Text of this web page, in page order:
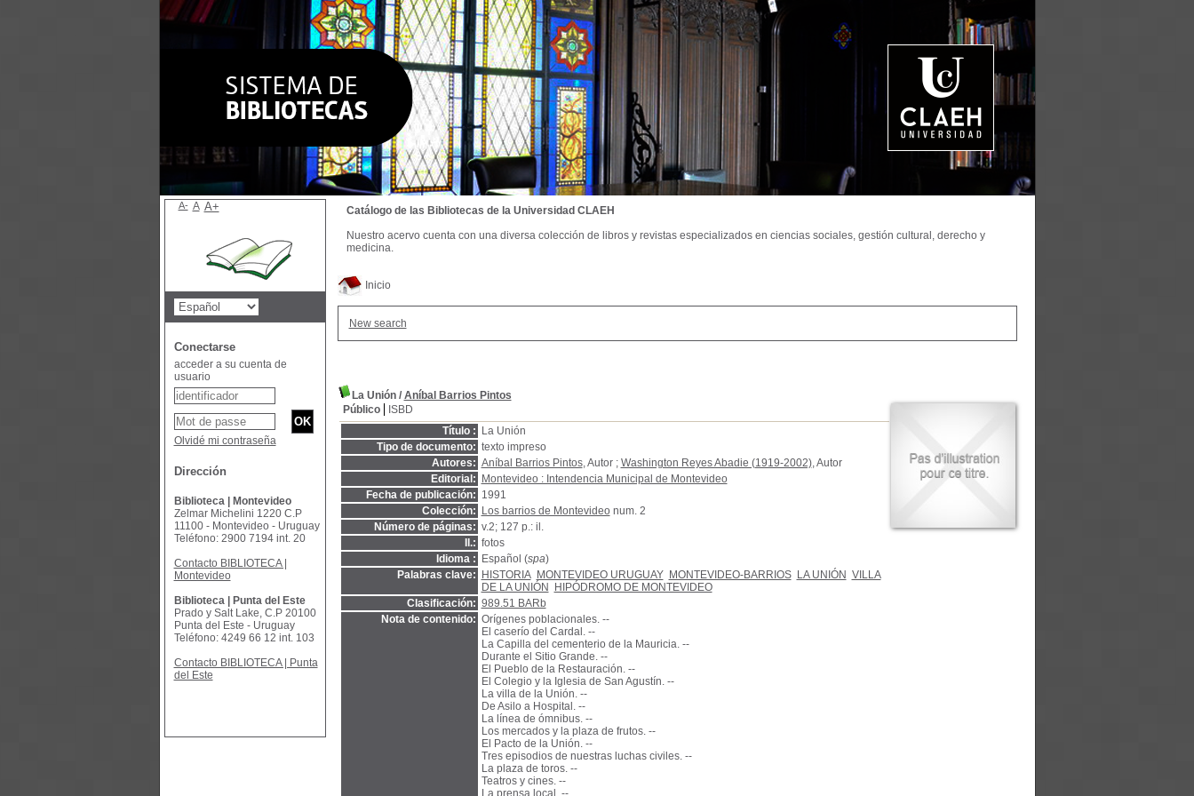
Inicio
New search
La Unión/ Aníbal Barrios Pintos
Público
ISBD
Título :
La Unión
Tipo de documento: texto impreso
Autores: Aníbal Barrios Pintos, Autor ; Washington Reyes Abadie (1919-2002), Autor
Editorial:
Montevideo : Intendencia Municipal de Montevideo
Fecha de publicación: 1991
Colección:
Los barrios de Montevideonum. 2
Número de páginas: v.2; 127 p.: il.
Il.: fotos
Idioma :
Español (spa)
Palabras clave:
HISTORIA MONTEVIDEO URUGUAY MONTEVIDEO-BARRIOS LA UNIÓN VILLA
DE LA UNIÓN
HIPÓDROMO DE MONTEVIDEO
Clasificación: 989.51 BARb
Nota de contenido: Orígenes poblacionales. --
El caserío del Cardal. --
La Capilla del cementerio de la Mauricia. --
Durante el Sitio Grande. --
El Pueblo de la Restauración. --
El Colegio y la Iglesia de San Agustín. --
La villa de la Unión. --
De Asilo a Hospital. --
La línea de ómnibus. --
Los mercados y la plaza de frutos. --
El Pacto de la Unión. --
Tres episodios de nuestras luchas civiles. --
La plaza de toros. --
Teatros y cines. --
La prensa local. --
Catálogo de las Bibliotecas de la Universidad CLAEH
Nuestro acervo cuenta con una diversa colección de libros y revistas especializados en ciencias sociales, gestión cultural, derecho y
medicina.
A- A A+
Conectarse
acceder a su cuenta de
usuario
Olvidé mi contraseña
Dirección
Biblioteca | Montevideo
Zelmar Michelini 1220 C.P
11100 - Montevideo - Uruguay
Teléfono: 2900 7194 int. 20
Contacto BIBLIOTECA |
Montevideo
Biblioteca | Punta del Este
Prado y Salt Lake, C.P 20100
Punta del Este - Uruguay
Teléfono: 4249 66 12 int. 103
Contacto BIBLIOTECA | Punta
del Este